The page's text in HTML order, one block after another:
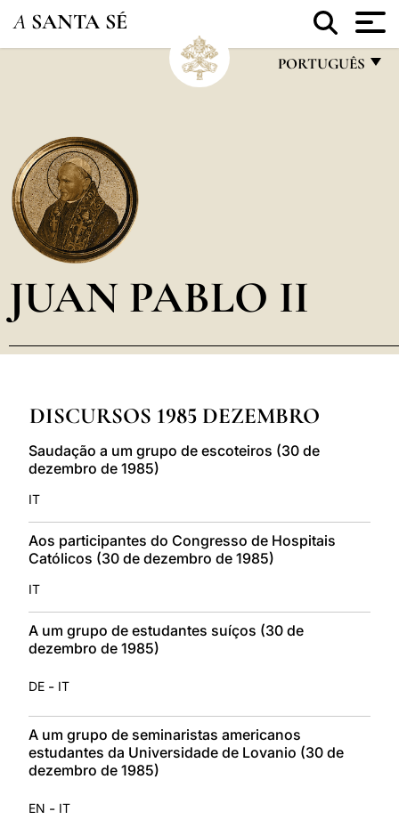
A SANTA SÉ
PORTUGUÊS
POLSKI
العربيّة
LATINE
JUAN PABLO II
DISCURSOS 1985 DEZEMBRO
Saudação a um grupo de escoteiros (30 de
dezembro de 1985)
IT
Aos participantes do Congresso de Hospitais
Católicos (30 de dezembro de 1985)
IT
A um grupo de estudantes suíços (30 de
dezembro de 1985)
DE - IT
A um grupo de seminaristas americanos
estudantes da Universidade de Lovanio (30 de
dezembro de 1985)
EN - IT